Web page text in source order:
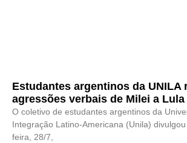
Estudantes argentinos da UNILA
agressões verbais de Milei a Lula
O coletivo de estudantes argentinos da
Integração Latino-Americana (Unila)
feira, 28/7,